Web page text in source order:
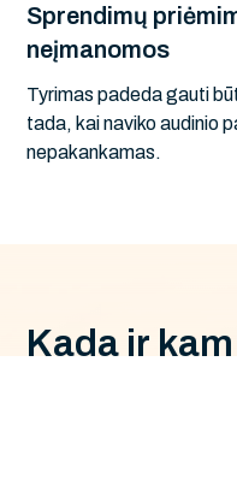
Sprendimų
neįmanomos
Tyrimas padeda gauti
tada, kai naviko audinio
nepakankamas.
Kada ir kam